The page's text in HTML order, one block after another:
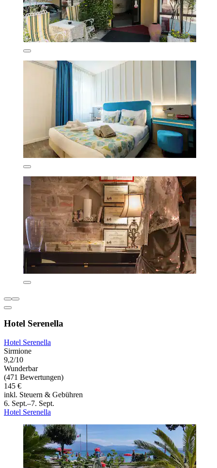
Hotel Serenella
Hotel Serenella
Sirmione
9,2/10
Wunderbar
(471 Bewertungen)
145 €
inkl. Steuern & Gebühren
6. Sept.–7. Sept.
Hotel Serenella